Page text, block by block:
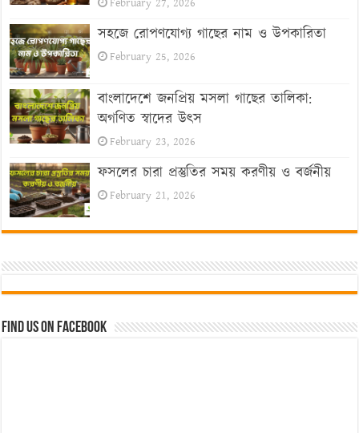
সহজে রোপণযোগ্য গাছের নাম ও উপকারিতা
February 25, 2026
বাংলাদেশে জনপ্রিয় মসলা গাছের তালিকা:
অগণিত স্বাদের উৎস
February 23, 2026
ফসলের চারা প্রস্তুতির সময় করণীয় ও বর্জনীয়
February 21, 2026
Find us on Facebook